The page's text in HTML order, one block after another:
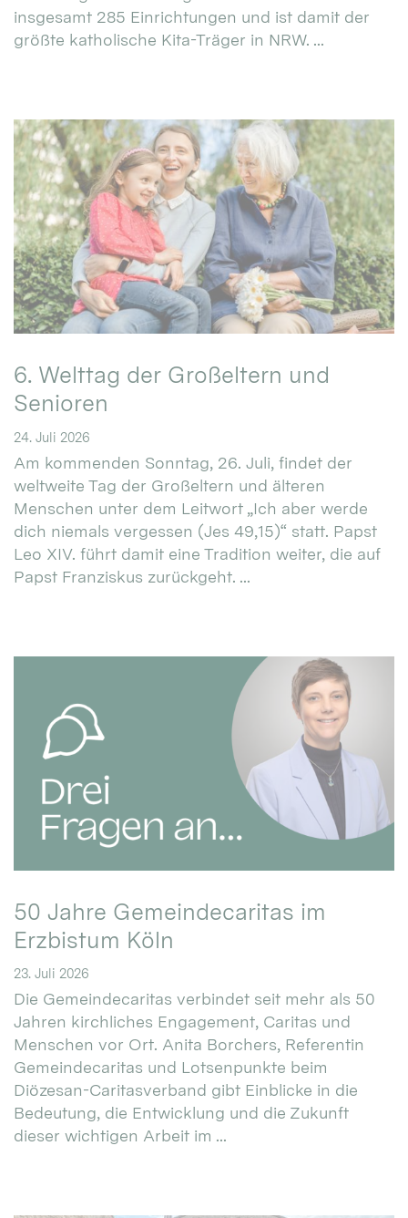
insgesamt 285 Einrichtungen und ist damit der
größte katholische Kita-Träger in NRW. ...
6. Welttag der Großeltern und
Senioren
24. Juli 2026
Am kommenden Sonntag, 26. Juli, findet der
weltweite Tag der Großeltern und älteren
Menschen unter dem Leitwort „Ich aber werde
dich niemals vergessen (Jes 49,15)“ statt. Papst
Leo XIV. führt damit eine Tradition weiter, die auf
Papst Franziskus zurückgeht. ...
50 Jahre Gemeindecaritas im
Erzbistum Köln
23. Juli 2026
Die Gemeindecaritas verbindet seit mehr als 50
Jahren kirchliches Engagement, Caritas und
Menschen vor Ort. Anita Borchers, Referentin
Gemeindecaritas und Lotsenpunkte beim
Diözesan-Caritasverband gibt Einblicke in die
Bedeutung, die Entwicklung und die Zukunft
dieser wichtigen Arbeit im ...